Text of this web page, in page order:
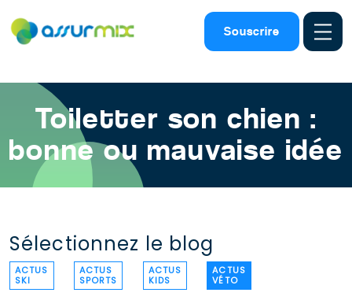
Souscrire
Assurance animaux Chien toilettage
Toiletter son chien :
bonne ou mauvaise idée
Sélectionnez le blog
ACTUS
SKI
ACTUS
SPORTS
ACTUS
KIDS
ACTUS
VÉTO